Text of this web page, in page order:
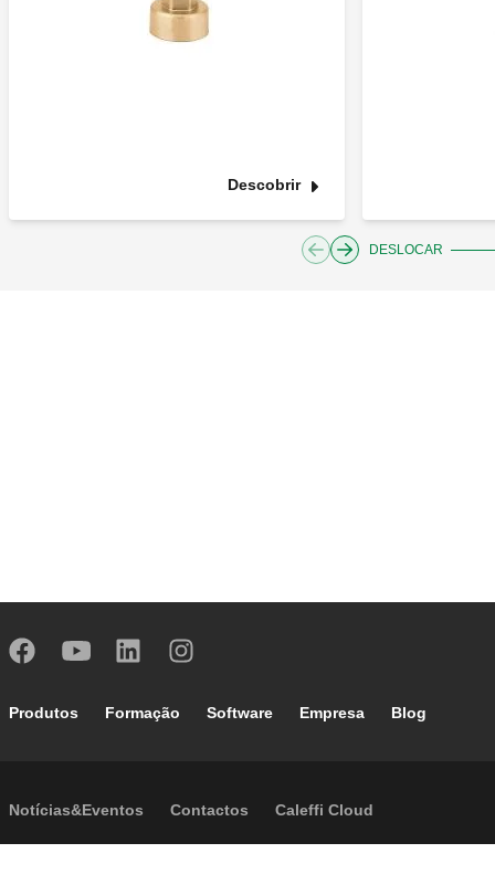
Descobrir
DESLOCAR
Footer main navigation
Produtos Formação Software Empresa Blog
Footer secondary navigation
Notícias&Eventos Contactos Caleffi Cloud
Footer menu